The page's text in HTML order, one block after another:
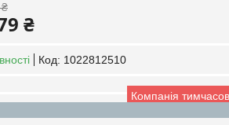
₴
Код: 1022812510
Компанія